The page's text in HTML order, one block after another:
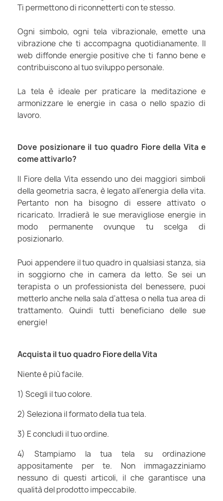
Ti permettono di riconnetterti con te stesso.
Ogni simbolo, ogni tela vibrazionale, emette una
vibrazione che ti accompagna quotidianamente. Il
web diffonde energie positive che ti fanno bene e
contribuiscono al tuo sviluppo personale.
La tela è ideale per praticare la meditazione e
armonizzare le energie in casa o nello spazio di
lavoro.
Dove posizionare il tuo quadro Fiore della Vita e
come attivarlo?
Il Fiore della Vita essendo uno dei maggiori simboli
della geometria sacra, è legato all'energia della vita.
Pertanto non ha bisogno di essere attivato o
ricaricato. Irradierà le sue meravigliose energie in
modo permanente ovunque tu scelga di
posizionarlo.
Puoi appendere il tuo quadro in qualsiasi stanza, sia
in soggiorno che in camera da letto. Se sei un
terapista o un professionista del benessere, puoi
metterlo anche nella sala d'attesa o nella tua area di
trattamento. Quindi tutti beneficiano delle sue
energie!
Acquista il tuo quadro Fiore della Vita
Niente è più facile.
1) Scegli il tuo colore.
2) Seleziona il formato della tua tela.
3) E concludi il tuo ordine.
4) Stampiamo la tua tela su ordinazione
appositamente per te. Non immagazziniamo
nessuno di questi articoli, il che garantisce una
qualità del prodotto impeccabile.